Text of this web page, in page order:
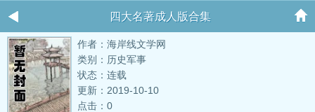
四大名著成人版合集
作者：海岸线文学网
类别：历史军事
状态：连载
更新：2019-10-10
点击：0